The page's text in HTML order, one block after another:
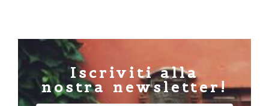
Iscriviti alla
nostra newsletter!